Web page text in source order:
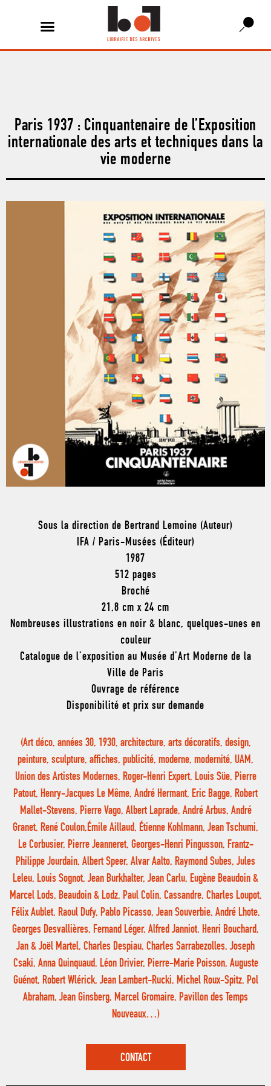
Paris 1937 : Cinquantenaire de l’Exposition
internationale des arts et techniques dans la
vie moderne
Sous la direction de Bertrand Lemoine (Auteur)
IFA / Paris-Musées (Éditeur)
1987
512 pages
Broché
21,8 cm x 24 cm
Nombreuses illustrations en noir & blanc, quelques-unes en
couleur
Catalogue de l’exposition au Musée d’Art Moderne de la
Ville de Paris
Ouvrage de référence
Disponibilité et prix sur demande
(Art déco, années 30, 1930, architecture, arts décoratifs, design,
peinture, sculpture, affiches, publicité, moderne, modernité, UAM,
Union des Artistes Modernes, Roger-Henri Expert, Louis Süe, Pierre
Patout, Henry-Jacques Le Même, André Hermant, Eric Bagge, Robert
Mallet-Stevens, Pierre Vago, Albert Laprade, André Arbus, André
Granet, René Coulon,Émile Aillaud, Étienne Kohlmann, Jean Tschumi,
Le Corbusier, Pierre Jeanneret, Georges-Henri Pingusson, Frantz-
Philippe Jourdain, Albert Speer, Alvar Aalto, Raymond Subes, Jules
Leleu, Louis Sognot, Jean Burkhalter, Jean Carlu, Eugène Beaudoin &
Marcel Lods, Beaudoin & Lodz, Paul Colin, Cassandre, Charles Loupot,
Félix Aublet, Raoul Dufy, Pablo Picasso, Jean Souverbie, André Lhote,
Georges Desvallières, Fernand Léger, Alfred Janniot, Henri Bouchard,
Jan & Joël Martel, Charles Despiau, Charles Sarrabezolles, Joseph
Csaki, Anna Quinquaud, Léon Drivier, Pierre-Marie Poisson, Auguste
Guénot, Robert Wlérick, Jean Lambert-Rucki, Michel Roux-Spitz, Pol
Abraham, Jean Ginsberg, Marcel Gromaire, Pavillon des Temps
Nouveaux…)
CONTACT